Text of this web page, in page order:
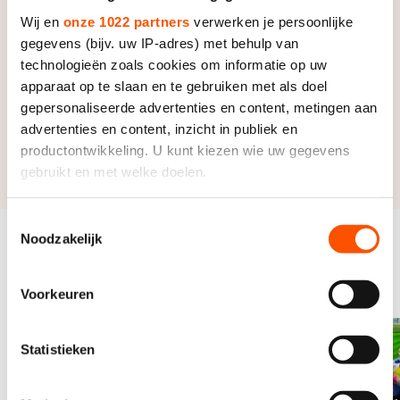
Wij en onze 1022 partners verwerken je persoonlijke
gegevens (bijv. uw IP-adres) met behulp van
technologieën zoals cookies om informatie op uw
apparaat op te slaan en te gebruiken met als doel
gepersonaliseerde advertenties en content, metingen aan
advertenties en content, inzicht in publiek en
productontwikkeling. U kunt kiezen wie uw gegevens
gebruikt en met welke doelen.
Informatie verzamelen over uw geografische locatie,
Uw apparaat identificeren door het actief te scannen
op specifieke eigenschappen (fingerprinting)
verwerkt en stel uw voorkeuren in het
detailgedeelte in.
Noodzakelijk
Voorkeuren
Statistieken
Deelnemers kunnen zich per wedstrijd inschrijven via
https://inschrijven.schaatsen.nl/.
Programma
Zondag 12 juli
10:00 | Start wedstrijd
15:00 | Verwachte einde wedstrijd
Uitslagen
Alle resultaten zijn na afloop te vinden op de
uitslagenpagina.
evenementen